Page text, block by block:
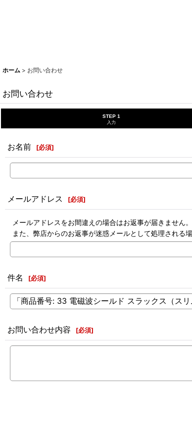
ホーム > お問い合わせ
お問い合わせ
STEP 1
入力
お名前 [必須]
メールアドレス [必須]
メールアドレスをお間違えの場合はお返事が届きません
また、弊店からのお返事が迷惑メールとして処理される
件名 [必須]
お問い合わせ内容 [必須]